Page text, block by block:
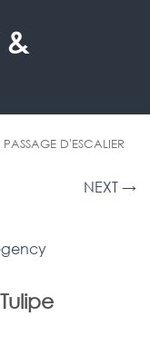
D'ESCALIER
NEXT →